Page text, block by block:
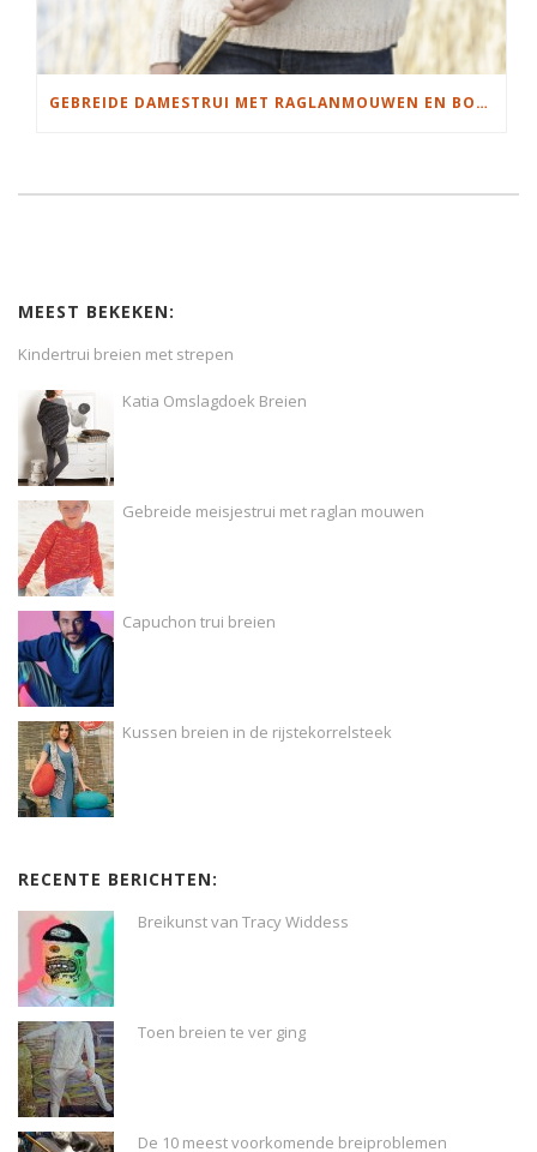
GEBREIDE DAMESTRUI MET RAGLANMOUWEN EN BOORDSTEEK
MEEST BEKEKEN:
Kindertrui breien met strepen
Katia Omslagdoek Breien
Gebreide meisjestrui met raglan mouwen
Capuchon trui breien
Kussen breien in de rijstekorrelsteek
RECENTE BERICHTEN:
Breikunst van Tracy Widdess
Toen breien te ver ging
De 10 meest voorkomende breiproblemen